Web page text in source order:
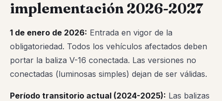
implementación 2026-2027
1 de enero de 2026: Entrada en vigor de la
obligatoriedad. Todos los vehículos afectados deben
portar la baliza V-16 conectada. Las versiones no
conectadas (luminosas simples) dejan de ser válidas.
Período transitorio actual (2024-2025): Las balizas